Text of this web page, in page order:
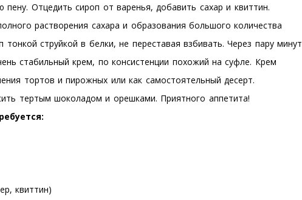
пену. Отцедить сироп от варенья, добавить сахар и квиттин.
растворения сахара и образования большого количества
тонкой струйкой в белки, не переставая взбивать. Через пару минут
стабильный крем, по консистенции похожий на суфле. Крем
тортов и пирожных или как самостоятельный десерт.
тертым шоколадом и орешками. Приятного аппетита!
квиттин)